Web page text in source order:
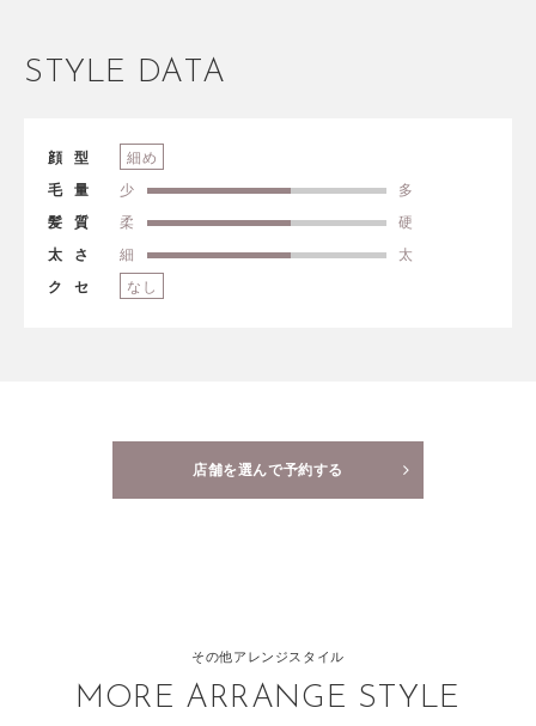
STYLE DATA
顔型
細め
毛量
少
多
髪質
柔
硬
太さ
細
太
クセ
なし
店舗を選んで予約する
その他アレンジスタイル
MORE ARRANGE STYLE